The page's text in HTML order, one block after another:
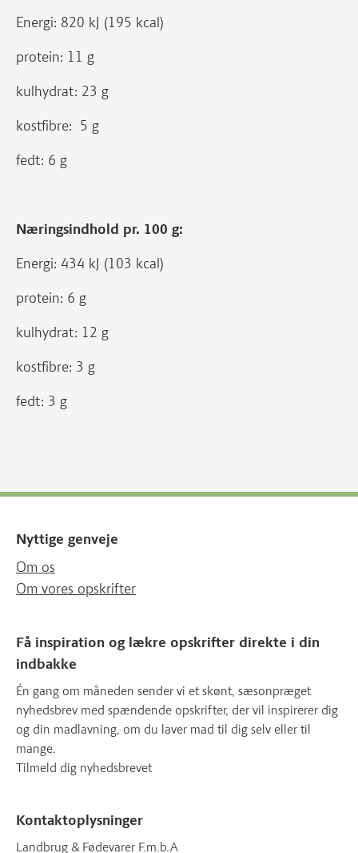
Energi: 820 kJ (195 kcal)
protein: 11 g
kulhydrat: 23 g
kostfibre: 5 g
fedt: 6 g
Næringsindhold pr. 100 g:
Energi: 434 kJ (103 kcal)
protein: 6 g
kulhydrat: 12 g
kostfibre: 3 g
fedt: 3 g
Nyttige genveje
Om os
Om vores opskrifter
Få inspiration og lækre opskrifter direkte i din
indbakke
Én gang om måneden sender vi et skønt, sæsonpræget
nyhedsbrev med spændende opskrifter, der vil inspirerer dig
og din madlavning, om du laver mad til dig selv eller til
mange.
Tilmeld dig nyhedsbrevet
Kontaktoplysninger
Landbrug & Fødevarer F.m.b.A